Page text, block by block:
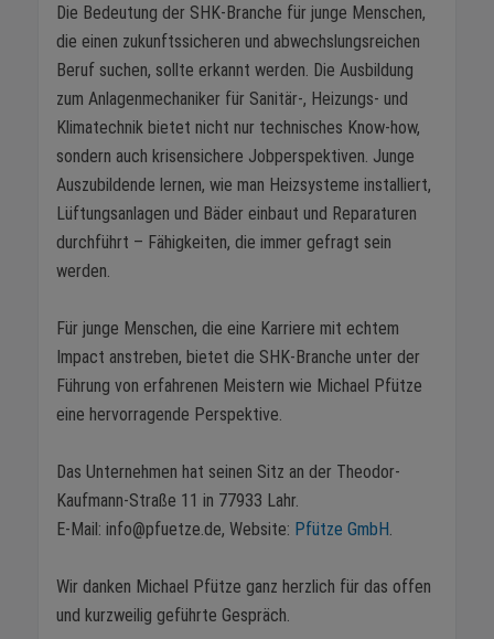
Die Bedeutung der SHK-Branche für junge Menschen,
die einen zukunftssicheren und abwechslungsreichen
Beruf suchen, sollte erkannt werden. Die Ausbildung
zum Anlagenmechaniker für Sanitär-, Heizungs- und
Klimatechnik bietet nicht nur technisches Know-how,
sondern auch krisensichere Jobperspektiven. Junge
Auszubildende lernen, wie man Heizsysteme installiert,
Lüftungsanlagen und Bäder einbaut und Reparaturen
durchführt – Fähigkeiten, die immer gefragt sein
werden.
Für junge Menschen, die eine Karriere mit echtem
Impact anstreben, bietet die SHK-Branche unter der
Führung von erfahrenen Meistern wie Michael Pfütze
eine hervorragende Perspektive.
Das Unternehmen hat seinen Sitz an der Theodor-
Kaufmann-Straße 11 in 77933 Lahr.
E-Mail: info@pfuetze.de, Website: Pfütze GmbH
Wir danken Michael Pfütze ganz herzlich für das offen
und kurzweilig geführte Gespräch.